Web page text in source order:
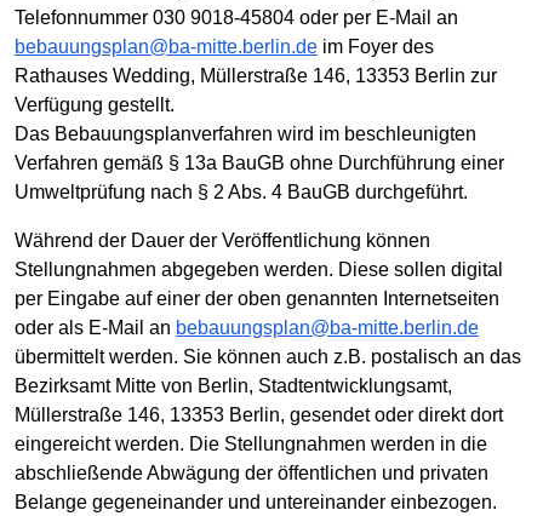
Telefonnummer 030 9018-45804 oder per E-Mail an
bebauungsplan@ba-mitte.berlin.de im Foyer des
Rathauses Wedding, Müllerstraße 146, 13353 Berlin zur
Verfügung gestellt.
Das Bebauungsplanverfahren wird im beschleunigten
Verfahren gemäß § 13a BauGB ohne Durchführung einer
Umweltprüfung nach § 2 Abs. 4 BauGB durchgeführt.
Während der Dauer der Veröffentlichung können
Stellungnahmen abgegeben werden. Diese sollen digital
per Eingabe auf einer der oben genannten Internetseiten
oder als E-Mail an bebauungsplan@ba-mitte.berlin.de
übermittelt werden. Sie können auch z.B. postalisch an das
Bezirksamt Mitte von Berlin, Stadtentwicklungsamt,
Müllerstraße 146, 13353 Berlin, gesendet oder direkt dort
eingereicht werden. Die Stellungnahmen werden in die
abschließende Abwägung der öffentlichen und privaten
Belange gegeneinander und untereinander einbezogen.